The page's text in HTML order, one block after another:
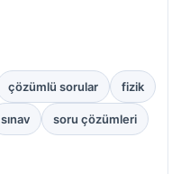
çözümlü sorular fizik
sınav soru çözümleri